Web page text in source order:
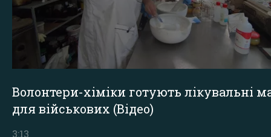
Волонтери-хіміки готують лікувальні
для військових (Відео)
3:13